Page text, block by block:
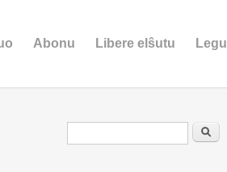
Abonu Libere elŝutu Legu
Serĉu